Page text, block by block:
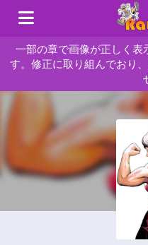
一部の章で画像が正しく表
す。修正に取り組んでおり